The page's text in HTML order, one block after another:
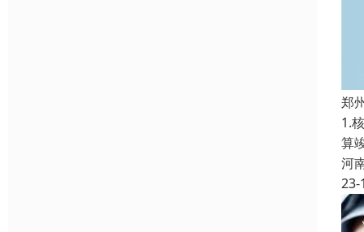
郑
1.
算
河
23-